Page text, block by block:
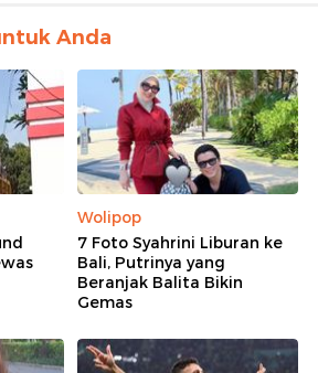
Anda
Wolipop
7 Foto Syahrini Liburan ke
Bali, Putrinya yang
Beranjak Balita Bikin
Gemas